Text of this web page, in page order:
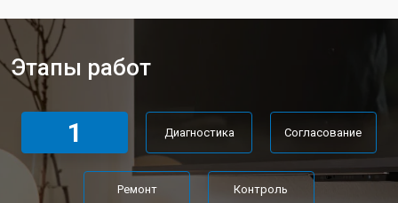
Этапы работ
1 Диагностика Согласование
Ремонт Контроль